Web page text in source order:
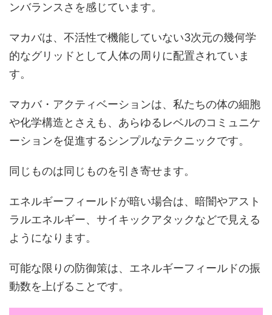
ンバランスさを感じています。
マカバは、不活性で機能していない3次元の幾何学
的なグリッドとして人体の周りに配置されていま
す。
マカバ・アクティベーションは、私たちの体の細胞
や化学構造とさえも、あらゆるレベルのコミュニケ
ーションを促進するシンプルなテクニックです。
同じものは同じものを引き寄せます。
エネルギーフィールドが暗い場合は、暗闇やアスト
ラルエネルギー、サイキックアタックなどで見える
ようになります。
可能な限りの防御策は、エネルギーフィールドの振
動数を上げることです。